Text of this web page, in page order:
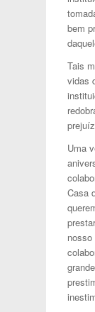
bem
Tais
vidas
Uma
Casa